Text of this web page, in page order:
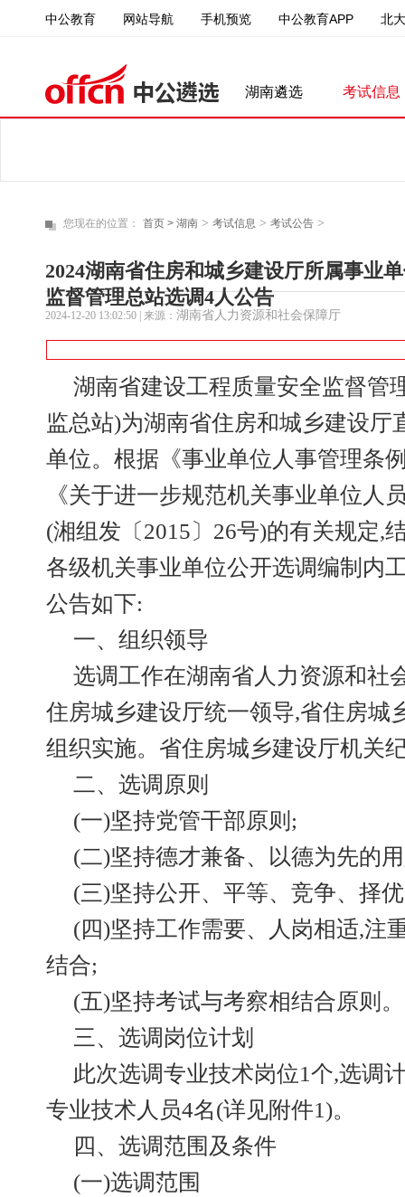
中公教育 网站导航 手机预览 中公教育APP 北
湖南遴选 考试信息
您现在的位置： 首页 > 湖南 > 考试信息 > 考试公告 >
2024湖南省住房和城乡建设厅所属事业
监督管理总站选调4人公告
2024-12-20 13:02:50 | 来源： 湖南省人力资源和社会保障厅
湖南省建设工程质量安全监督管
监总站)为湖南省住房和城乡建设厅
单位。根据《事业单位人事管理条
《关于进一步规范机关事业单位人
(湘组发〔2015〕26号)的有关规定,
各级机关事业单位公开选调编制内
公告如下:
一、组织领导
选调工作在湖南省人力资源和社
住房城乡建设厅统一领导,省住房城
组织实施。省住房城乡建设厅机关
二、选调原则
(一)坚持党管干部原则;
(二)坚持德才兼备、以德为先的
(三)坚持公开、平等、竞争、择
(四)坚持工作需要、人岗相适,注
结合;
(五)坚持考试与考察相结合原则。
三、选调岗位计划
此次选调专业技术岗位1个,选调
专业技术人员4名(详见附件1)。
四、选调范围及条件
(一)选调范围